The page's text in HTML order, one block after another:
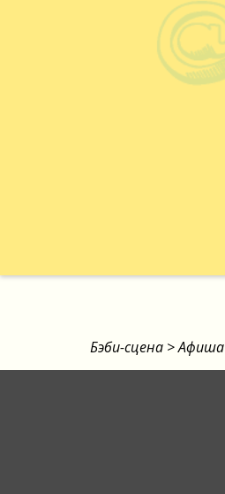
Бэби-сцена >Афиша